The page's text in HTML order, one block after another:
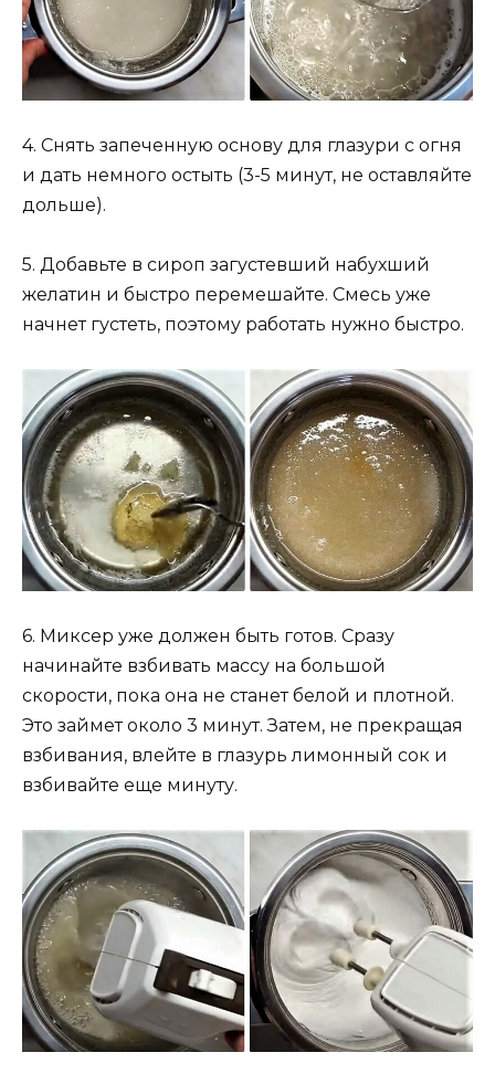
4. Снять запеченную основу для глазури с огня
и дать немного остыть (3-5 минут, не оставляйте
дольше).
5. Добавьте в сироп загустевший набухший
желатин и быстро перемешайте. Смесь уже
начнет густеть, поэтому работать нужно быстро.
6. Миксер уже должен быть готов. Сразу
начинайте взбивать массу на большой
скорости, пока она не станет белой и плотной.
Это займет около 3 минут. Затем, не прекращая
взбивания, влейте в глазурь лимонный сок и
взбивайте еще минуту.